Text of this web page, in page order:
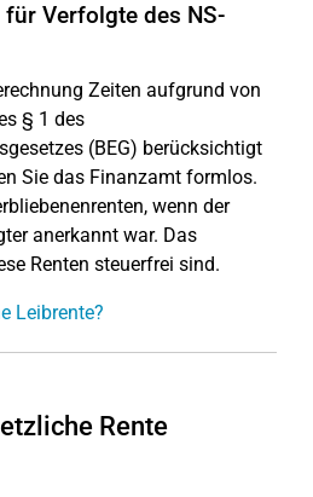
Verfolgte des NS-
Zeiten aufgrund von
§ 1 des
(BEG) berücksichtigt
Sie das Finanzamt formlos.
wenn der
anerkannt war. Das
Renten steuerfrei sind.
Leibrente?
Rente